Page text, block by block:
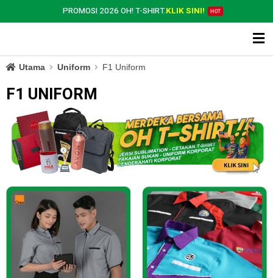
PROMOSI 2026 OH! T-SHIRT.KLIK SINI! HOT
Utama Uniform F1 Uniform
F1 UNIFORM